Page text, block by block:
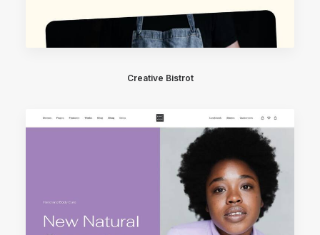
Creative Bistrot